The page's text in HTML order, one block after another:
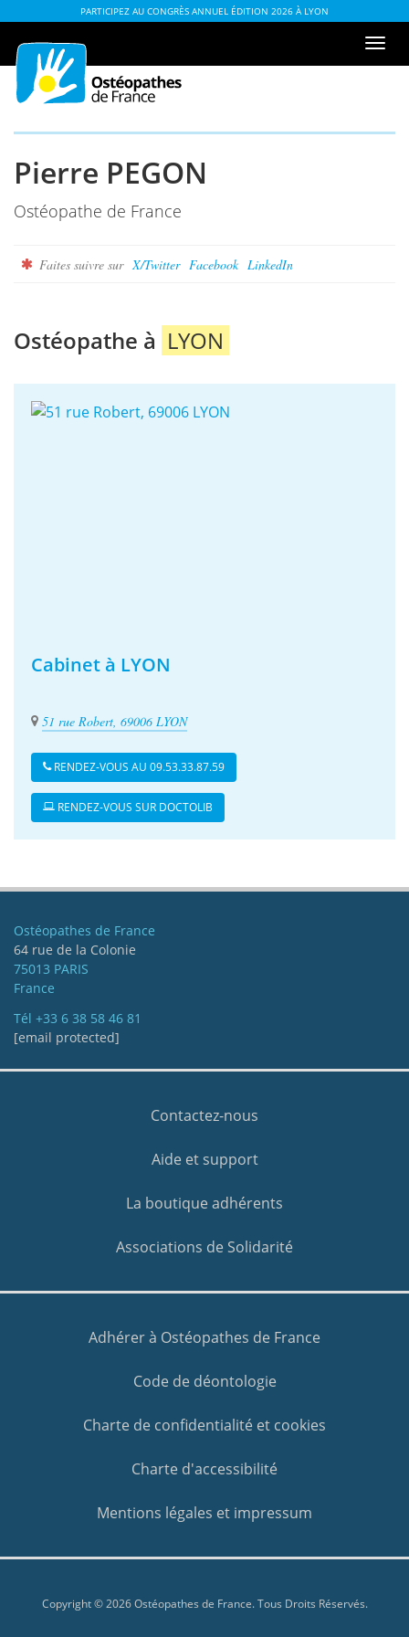
contenu
des
PARTICIPEZ AU CONGRÈS ANNUEL ÉDITION 2026 À LYON
de
Pierre PEGON
Ostéopathe de France
Faites suivre sur X/Twitter Facebook LinkedIn
Ostéopathe à LYON
Cabinet à LYON
51 rue Robert, 69006 LYON
RENDEZ-VOUS AU 09.53.33.87.59
RENDEZ-VOUS SUR DOCTOLIB
Ostéopathes de France
64 rue de la Colonie
75013 PARIS
France
Tél +33 6 38 58 46 81
[email protected]
Contactez-nous
Aide et support
La boutique adhérents
Associations de Solidarité
Adhérer à Ostéopathes de France
Code de déontologie
Charte de confidentialité et cookies
Charte d'accessibilité
Mentions légales et impressum
Copyright © 2026 Ostéopathes de France. Tous Droits Réservés.